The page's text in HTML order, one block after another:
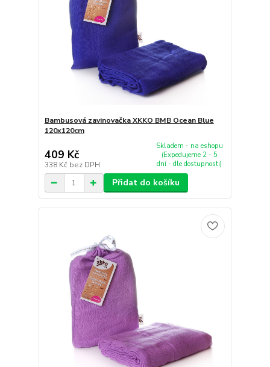
Bambusová zavinovačka XKKO BMB Ocean Blue
120x120cm
409 Kč
338 Kč bez DPH
Skladem - na eshopu
(Expedujeme 2 - 5
dní - dle dostupnosti)
Přidat do košíku